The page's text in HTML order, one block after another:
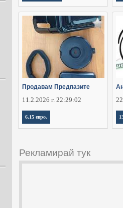
Продавам Предпазите
11.2.2026 г. 22:29:02
6,15 евро.
Рекламирай тук